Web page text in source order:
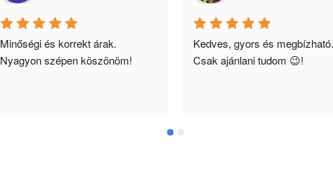
Minőségi és korrekt árak.
Nyagyon szépen köszönöm!
Kedves, gyors és megbízható.
Csak ajánlani tudom 😉!